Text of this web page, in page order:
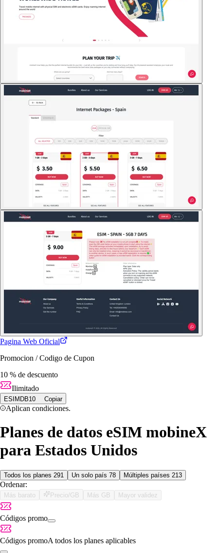
Pagina Web Oficial
Promocion / Codigo de Cupon
10 % de descuento
Ilimitado
ESIMDB10 Copiar
Aplican condiciones.
Planes de datos eSIM mobineX
para Estados Unidos
Todos los planes 291 Un solo país 78 Múltiples países 213
Ordenar:
Más barato Precio/GB Más GB Mayor validez
Códigos promo
Códigos promoA todos los planes aplicables